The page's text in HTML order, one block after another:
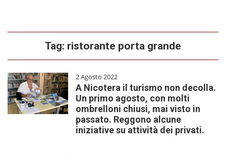
Tag: ristorante porta grande
2 Agosto 2022
A Nicotera il turismo non decolla.
Un primo agosto, con molti
ombrelloni chiusi, mai visto in
passato. Reggono alcune
iniziative su attività dei privati.